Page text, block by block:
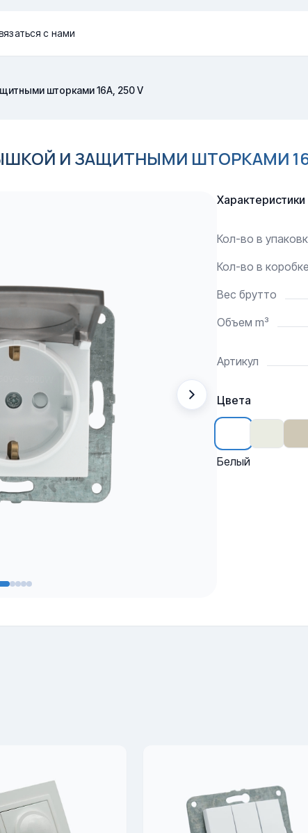
с нами
шторками 16A, 250 V
И ЗАЩИТНЫМИ ШТОРКАМИ
Характеристики
Кол-во в
Кол-во в коробке
Вес брутто
Объем m³
Артикул
Цвета
Белый